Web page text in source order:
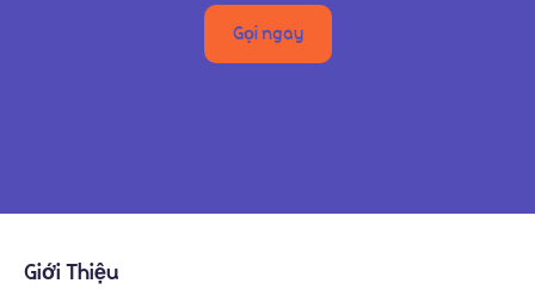
Gọi ngay
Giới Thiệu